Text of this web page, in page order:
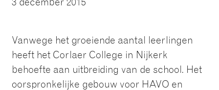
3 december 2015
Vanwege het groeiende aantal leerlingen
heeft het Corlaer College in Nijkerk
behoefte aan uitbreiding van de school. Het
oorspronkelijke gebouw voor HAVO en